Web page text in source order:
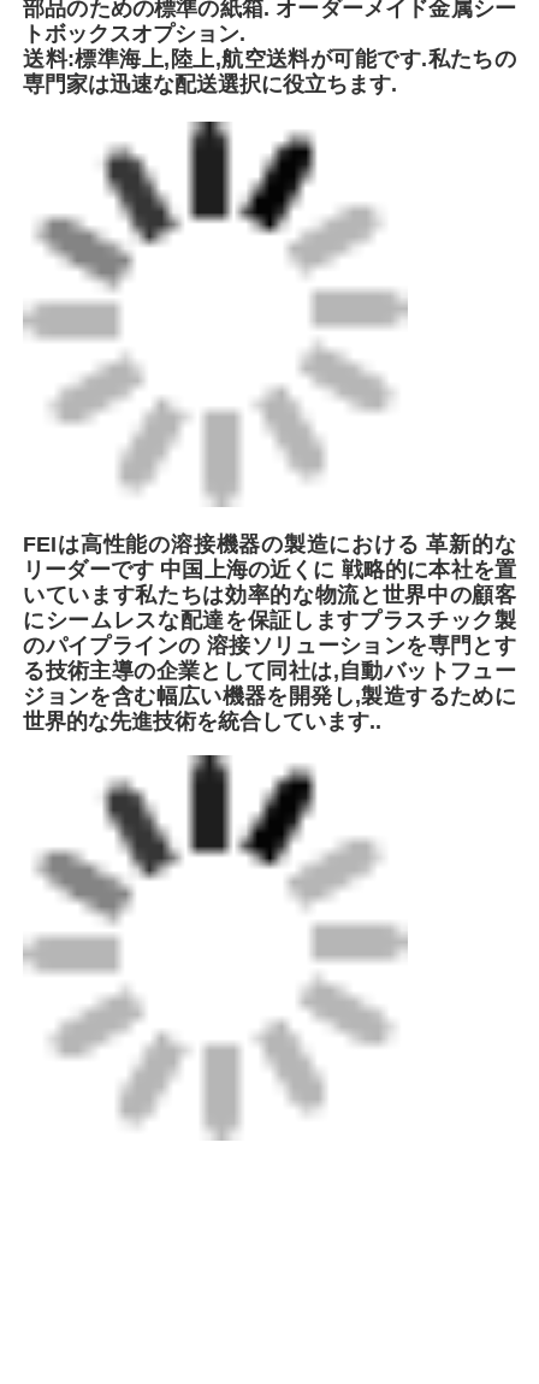
世界的な先進技術を統合しています..
ロータリー・スクレイピング・ツール
電気融合ツール
電流スランプ
最高の価格で
サービスセールマルチキット
20mm - 32mm 電気融合ツール